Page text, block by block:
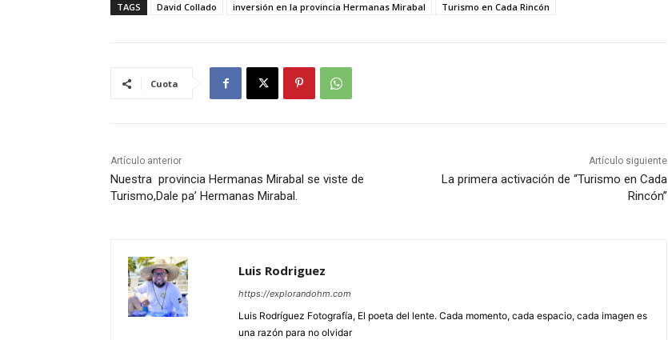
TAGS David Collado inversión en la provincia Hermanas Mirabal Turismo en Cada Rincón
Cuota
Artículo anterior
Nuestra provincia Hermanas Mirabal se viste de
Turismo,Dale pa’ Hermanas Mirabal.
Artículo siguiente
La primera activación de “Turismo en Cada
Rincón”
Luis Rodriguez
https://explorandohm.com
Luis Rodríguez Fotografía, El poeta del lente. Cada momento, cada espacio, cada imagen es
una razón para no olvidar